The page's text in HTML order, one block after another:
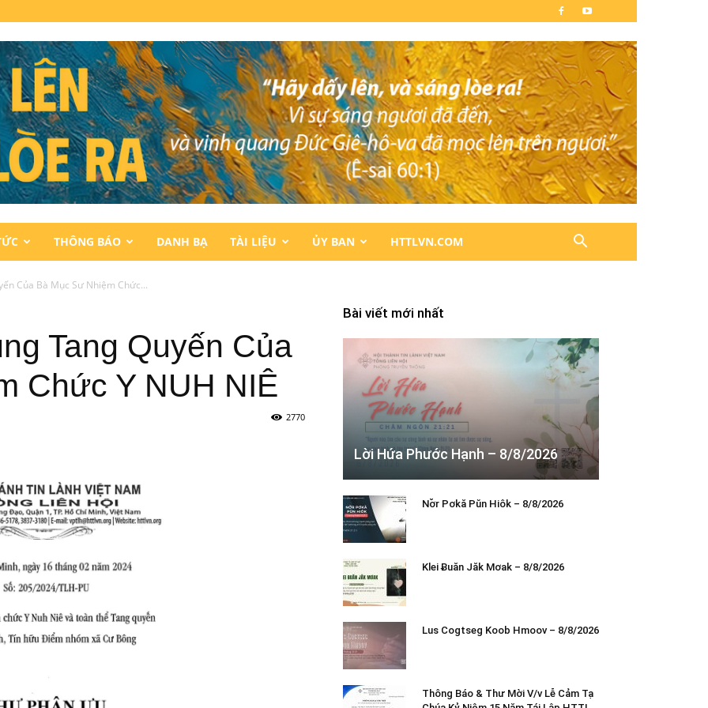
THÔNG BÁO DANH BẠ TÀI LIỆU ỦY BAN HTTLVN.COM
Của Bà Mục Sư Nhiệm Chức...
Tang Quyến Của
Chức Y NUH NIÊ
2770
Bài viết mới nhất
Lời Hứa Phước Hạnh – 8/8/2026
Nơ̆r Pơkă Pŭn Hiôk – 8/8/2026
Klei Ƀuăn Jăk Mơak – 8/8/2026
Lus Cogtseg Koob Hmoov – 8/8/2026
Thông Báo & Thư Mời V/v Lễ Cảm Tạ